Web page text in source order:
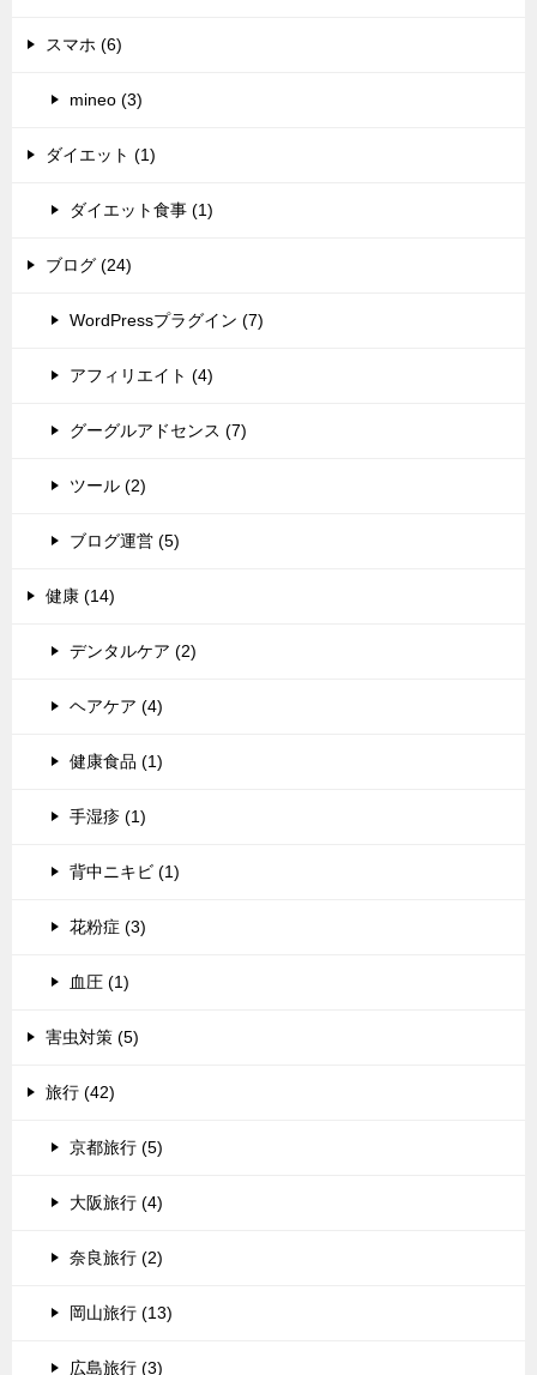
スマホ (6)
mineo (3)
ダイエット (1)
ダイエット食事 (1)
ブログ (24)
WordPressプラグイン (7)
アフィリエイト (4)
グーグルアドセンス (7)
ツール (2)
ブログ運営 (5)
健康 (14)
デンタルケア (2)
ヘアケア (4)
健康食品 (1)
手湿疹 (1)
背中ニキビ (1)
花粉症 (3)
血圧 (1)
害虫対策 (5)
旅行 (42)
京都旅行 (5)
大阪旅行 (4)
奈良旅行 (2)
岡山旅行 (13)
広島旅行 (3)